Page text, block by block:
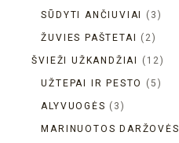
SŪDYTI ANČIUVIAI
3
ŽUVIES PAŠTETAI
2
ŠVIEŽI UŽKANDŽIAI
12
UŽTEPAI IR PESTO
5
ALYVUOGĖS
3
MARINUOTOS DARŽOVĖS